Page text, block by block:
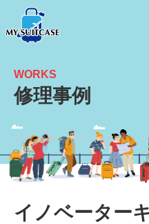
タイヤが摩耗
WORKS
修理事例
イノベーター